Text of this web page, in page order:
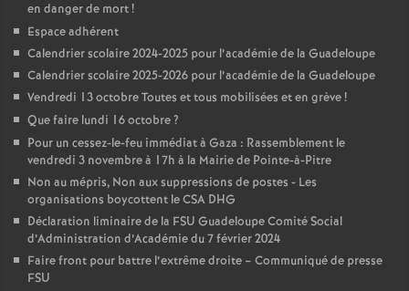
en danger de mort!
Espace adhérent
Calendrier scolaire 2024-2025 pour l’académie de la Guadeloupe
Calendrier scolaire 2025-2026 pour l’académie de la Guadeloupe
Vendredi 13 octobre Toutes et tous mobilisées et en grève!
Que faire lundi 16 octobre?
Pour un cessez-le-feu immédiat à Gaza : Rassemblement le
vendredi 3 novembre à 17h à la Mairie de Pointe-à-Pitre
Non au mépris, Non aux suppressions de postes - Les
organisations boycottent le CSA DHG
Déclaration liminaire de la FSU Guadeloupe Comité Social
d’Administration d’Académie du 7 février 2024
Faire front pour battre l’extrême droite – Communiqué de presse
FSU